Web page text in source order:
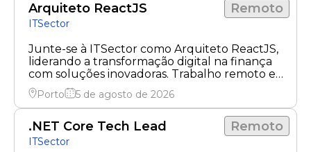
Arquiteto ReactJS Remoto
ITSector
Junte-se à ITSector como Arquiteto ReactJS,
liderando a transformação digital na finança
com soluções inovadoras. Trabalho remoto e
projetos inovadores aguardam!
Porto 5 de agosto de 2026
.NET Core Tech Lead Remoto
ITSector